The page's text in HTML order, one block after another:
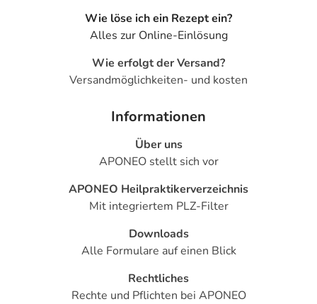
Wie löse ich ein Rezept ein?
Alles zur Online-Einlösung
Wie erfolgt der Versand?
Versandmöglichkeiten- und kosten
Informationen
Über uns
APONEO stellt sich vor
APONEO Heilpraktikerverzeichnis
Mit integriertem PLZ-Filter
Downloads
Alle Formulare auf einen Blick
Rechtliches
Rechte und Pflichten bei APONEO